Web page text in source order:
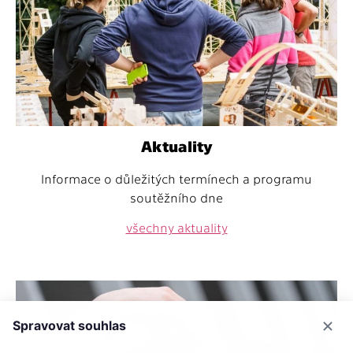
Aktuality
Informace o důležitých termínech a programu
soutěžního dne
všechny aktuality
Spravovat souhlas